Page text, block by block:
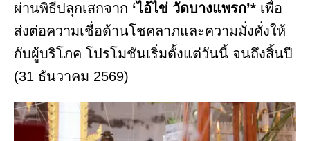
ผ่านพิธีปลุกเสกจาก ‘ไอ้ไข่ วัดบางแพรก’* เพื่อ
ส่งต่อความเชื่อด้านโชคลาภและความมั่งคั่งให้
กับผู้บริโภค โปรโมชันเริ่มตั้งแต่วันนี้ จนถึงสิ้นปี
(31 ธันวาคม 2569)